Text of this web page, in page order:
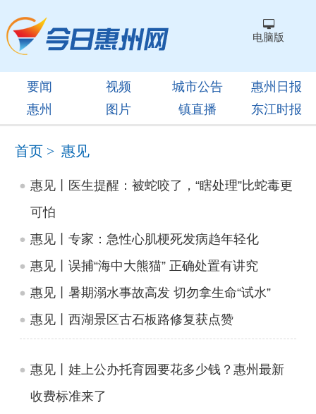
电脑版
要闻 视频 城市公告
惠州日报
惠州
图片 镇直播 东江时报
首页 >惠见
惠见丨医生提醒：被蛇咬了，“瞎处理”比蛇毒更
可怕
惠见丨专家：急性心肌梗死发病趋年轻化
惠见丨误捕“海中大熊猫” 正确处置有讲究
惠见丨暑期溺水事故高发 切勿拿生命“试水”
惠见丨西湖景区古石板路修复获点赞
惠见丨娃上公办托育园要花多少钱？惠州最新
收费标准来了